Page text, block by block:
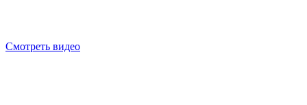
Cмотреть видео